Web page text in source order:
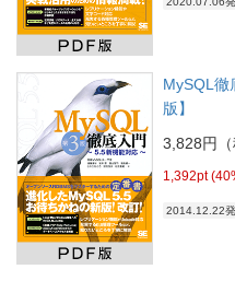
MySQL徹
版】
3,828円（
1,392pt
2014.12.22